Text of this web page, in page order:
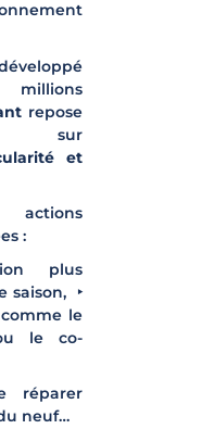
millions
repose
sur
et
actions
:
plus
saison, ‣
le
le co-
réparer
neuf…